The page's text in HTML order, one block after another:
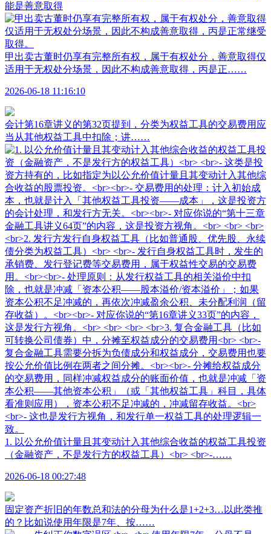
能是善意取得
甲出卖古董时仍享有完整所有权，属于有权处分，善意取得仅
适用于无权处分场景，因此不构成善意取得，丙是正……
2026-06-18 11:16:10
会计第16章讲义的第32页提到，分类为权益工具的交易费用应
当从其他权益工具中扣除；讲……
1. 以公允价值计量且其变动计入其他综合收益的权益工具投资
（金融资产，不是发行方的权益工具）<br> <br>-……
2026-06-18 00:27:48
固定资产折旧的年数总和法的分母为什么是1+2+3…以此类推
的？比如说使用年限是7年、按……